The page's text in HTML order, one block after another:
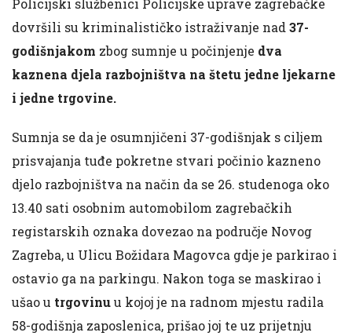
dovršili su kriminalističko istraživanje nad 37-
godišnjakom zbog sumnje u počinjenje dva
kaznena djela razbojništva na štetu jedne ljekarne
i jedne trgovine.
Sumnja se da je osumnjičeni 37-godišnjak s ciljem
prisvajanja tuđe pokretne stvari počinio kazneno
djelo razbojništva na način da se 26. studenoga oko
13.40 sati osobnim automobilom zagrebačkih
registarskih oznaka dovezao na područje Novog
Zagreba, u Ulicu Božidara Magovca gdje je parkirao i
ostavio ga na parkingu. Nakon toga se maskirao i
ušao u trgovinuu kojoj je na radnom mjestu radila
58-godišnja zaposlenica, prišao joj te uz prijetnju